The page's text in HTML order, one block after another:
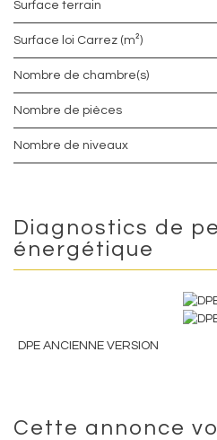
surface terrain
Surface loi Carrez (m²)
Nombre de chambre(s)
Nombre de pièces
Nombre de niveaux
Diagnostics de performance
énergétique
DPE ANCIENNE VERSION
Cette annonce